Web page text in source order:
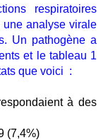
respiratoires
analyse virale
Un pathogène a
et le tableau 1
que voici :
à des
(7,4%)